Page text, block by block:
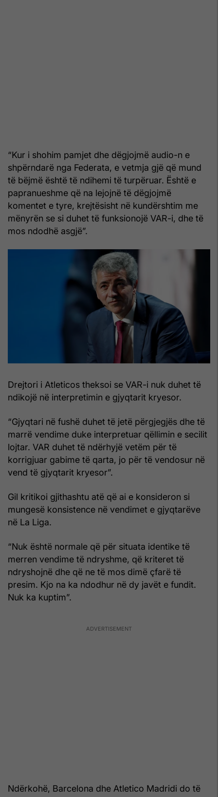
“Kur i shohim pamjet dhe dëgjojmë audio-n e
shpërndarë nga Federata, e vetmja gjë që mund
të bëjmë është të ndihemi të turpëruar. Është e
papranueshme që na lejojnë të dëgjojmë
komentet e tyre, krejtësisht në kundërshtim me
mënyrën se si duhet të funksionojë VAR-i, dhe të
mos ndodhë asgjë”.
Drejtori i Atleticos theksoi se VAR-i nuk duhet të
ndikojë në interpretimin e gjyqtarit kryesor.
“Gjyqtari në fushë duhet të jetë përgjegjës dhe të
marrë vendime duke interpretuar qëllimin e secilit
lojtar. VAR duhet të ndërhyjë vetëm për të
korrigjuar gabime të qarta, jo për të vendosur në
vend të gjyqtarit kryesor”.
Gil kritikoi gjithashtu atë që ai e konsideron si
mungesë konsistence në vendimet e gjyqtarëve
në La Liga.
“Nuk është normale që për situata identike të
merren vendime të ndryshme, që kriteret të
ndryshojnë dhe që ne të mos dimë çfarë të
presim. Kjo na ka ndodhur në dy javët e fundit.
Nuk ka kuptim”.
Ndërkohë, Barcelona dhe Atletico Madridi do të